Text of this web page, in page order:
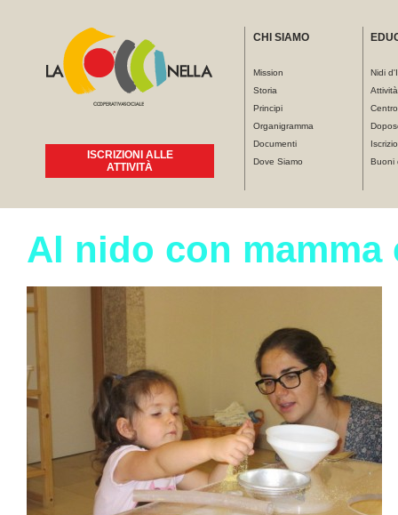
ISCRIZIONI ALLE
ATTIVITÀ
CHI SIAMO
Mission
Storia
Principi
Organigramma
Documenti
Dove Siamo
Nidi
Buoni
Tu sei qui
Al nido con mamma